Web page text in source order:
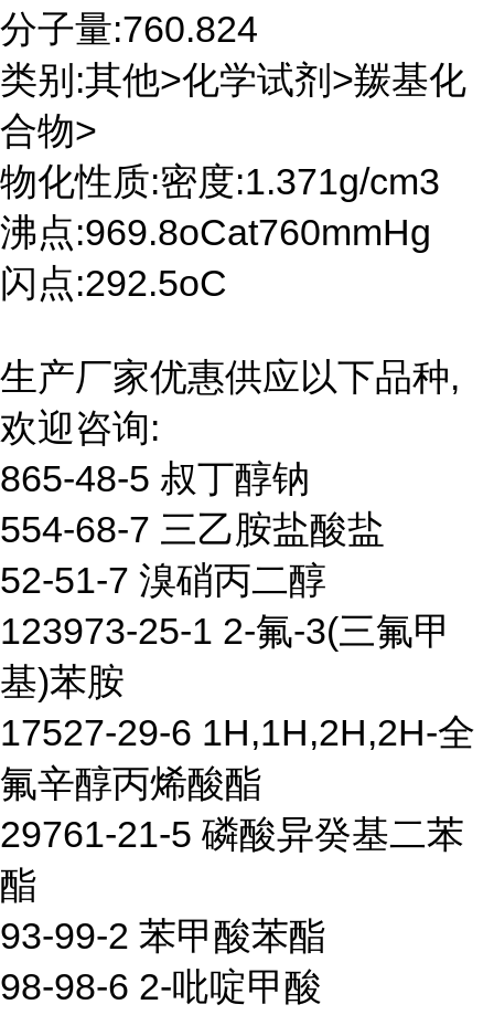
分子量:760.824
类别:其他>化学试剂>羰基化
合物>
物化性质:密度:1.371g/cm3
沸点:969.8oCat760mmHg
闪点:292.5oC
生产厂家优惠供应以下品种,
欢迎咨询:
865-48-5 叔丁醇钠
554-68-7 三乙胺盐酸盐
52-51-7 溴硝丙二醇
123973-25-1 2-氟-3(三氟甲
基)苯胺
17527-29-6 1H,1H,2H,2H-全
氟辛醇丙烯酸酯
29761-21-5 磷酸异癸基二苯
酯
93-99-2 苯甲酸苯酯
98-98-6 2-吡啶甲酸